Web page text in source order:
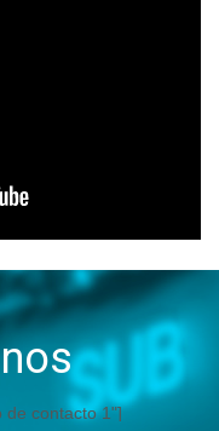
de contacto 1"]